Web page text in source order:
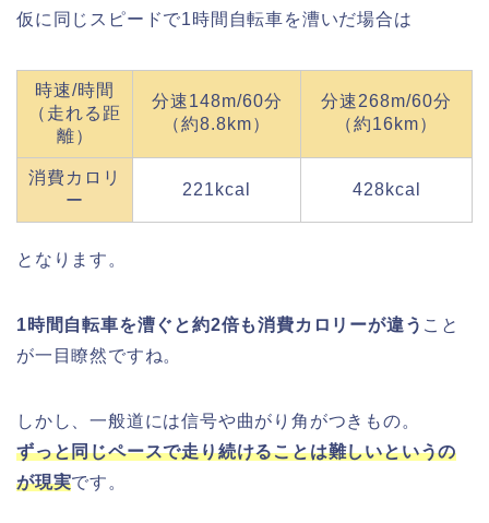
仮に同じスピードで1時間自転車を漕いだ場合は
時速/時間
（走れる距
離）
分速148m/60分
（約8.8km）
分速268m/60分
（約16km）
消費カロリ
ー
221kcal 428kcal
となります。
1時間自転車を漕ぐと約2倍も消費カロリーが違う こと
が一目瞭然ですね。
しかし、一般道には信号や曲がり角がつきもの。
ずっと同じペースで走り続けることは難しいというの
が現実です。